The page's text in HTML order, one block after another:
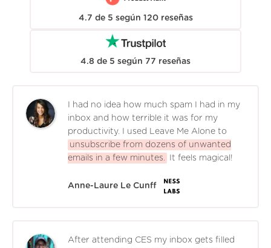
4.7 de 5 según 120 reseñas
4.8 de 5 según 77 reseñas
I had no idea how much spam I had in my
inbox and how terrible it was for my
productivity. I used Leave Me Alone to
unsubscribe from dozens of unwanted
emails in a few minutes.
It feels magical!
Anne-Laure Le Cunff
After attending CES my inbox gets filled